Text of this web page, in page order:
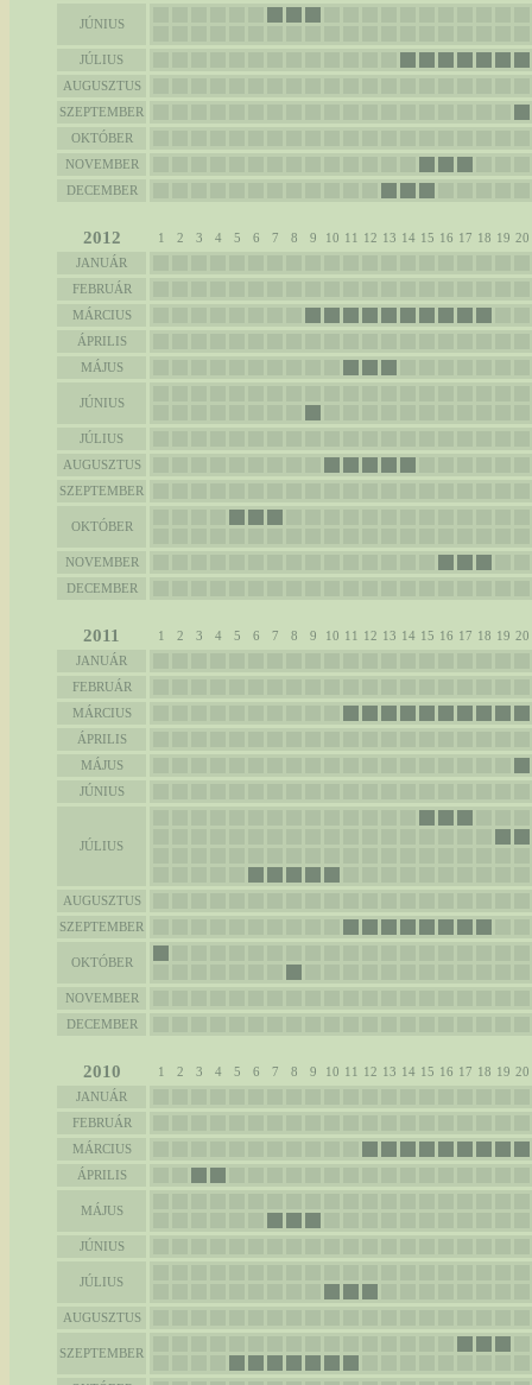
JÚNIUS
JÚLIUS
AUGUSZTUS
SZEPTEMBER
OKTÓBER
NOVEMBER
DECEMBER
2012 1 2 3 4 5 6 7 8 9 10 11 12 13 14 15 16 17 18 19 20
JANUÁR
FEBRUÁR
MÁRCIUS
ÁPRILIS
MÁJUS
JÚNIUS
JÚLIUS
AUGUSZTUS
SZEPTEMBER
OKTÓBER
NOVEMBER
DECEMBER
2011 1 2 3 4 5 6 7 8 9 10 11 12 13 14 15 16 17 18 19 20
JANUÁR
FEBRUÁR
MÁRCIUS
ÁPRILIS
MÁJUS
JÚNIUS
JÚLIUS
AUGUSZTUS
SZEPTEMBER
OKTÓBER
NOVEMBER
DECEMBER
2010 1 2 3 4 5 6 7 8 9 10 11 12 13 14 15 16 17 18 19 20
JANUÁR
FEBRUÁR
MÁRCIUS
ÁPRILIS
MÁJUS
JÚNIUS
JÚLIUS
AUGUSZTUS
SZEPTEMBER